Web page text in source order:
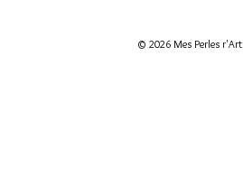
© 2026Mes Perles r'Art